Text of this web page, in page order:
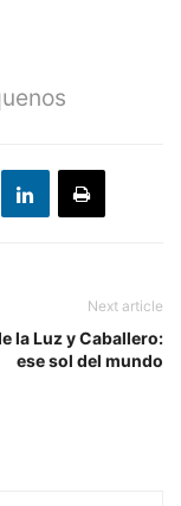
Next article
la Luz y Caballero:
ese sol del mundo